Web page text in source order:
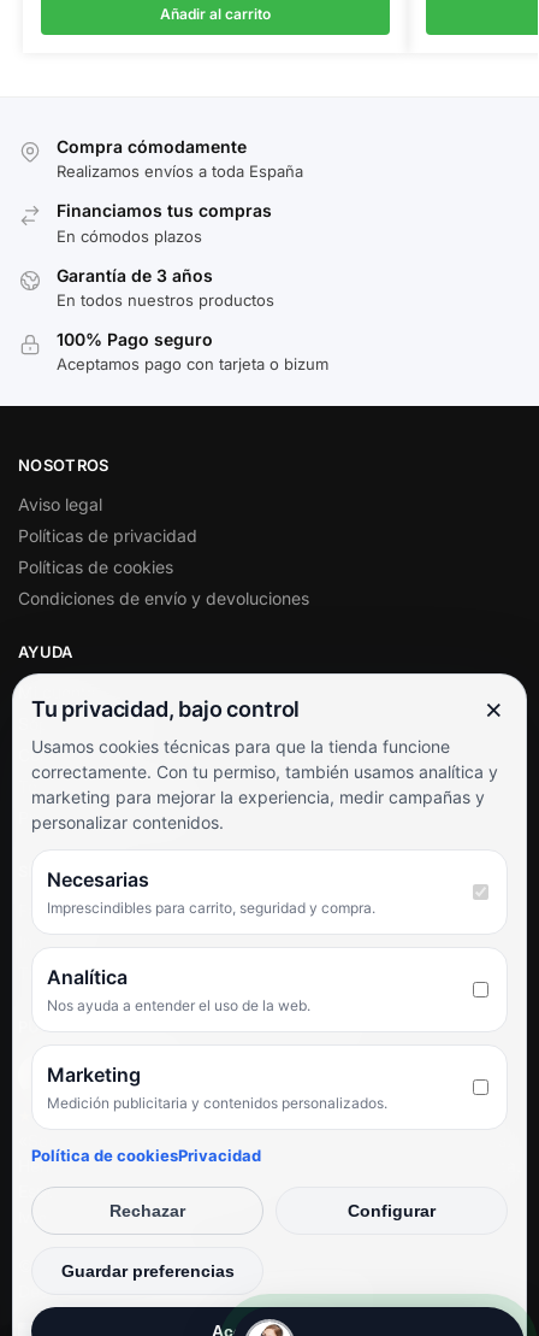
Añadir al carrito
Compra cómodamente
Realizamos envíos a toda España
Financiamos tus compras
En cómodos plazos
Garantía de 3 años
En todos nuestros productos
100% Pago seguro
Aceptamos pago con tarjeta o bizum
NOSOTROS
Aviso legal
Políticas de privacidad
Políticas de cookies
Condiciones de envío y devoluciones
AYUDA
Soporte al cliente
Contacto
Términos y condiciones
Preguntas frecuentes
SÍGUENOS
Facebook
TikTok
PUNTUACIÓN DE 4,6 SOBRE 5 EN GOOGLE
★★★★★
Hemos comprado en varias ocasiones y siempre dan respuesta.
Espectacular, servicio de 10.»
Iván Rodríguez Ramos
© Electrodirecto 2026
Desarrollo y mantenimiento por SitiosWebPRO
Tu privacidad, bajo control ×
Usamos cookies técnicas para que la tienda funcione
correctamente. Con tu permiso, también usamos analítica y
marketing para mejorar la experiencia, medir campañas y
personalizar contenidos.
Necesarias
Imprescindibles para carrito, seguridad y compra.
Analítica
Nos ayuda a entender el uso de la web.
Marketing
Medición publicitaria y contenidos personalizados.
Política de cookiesPrivacidad
Rechazar Configurar
Guardar preferencias
Aceptar todas